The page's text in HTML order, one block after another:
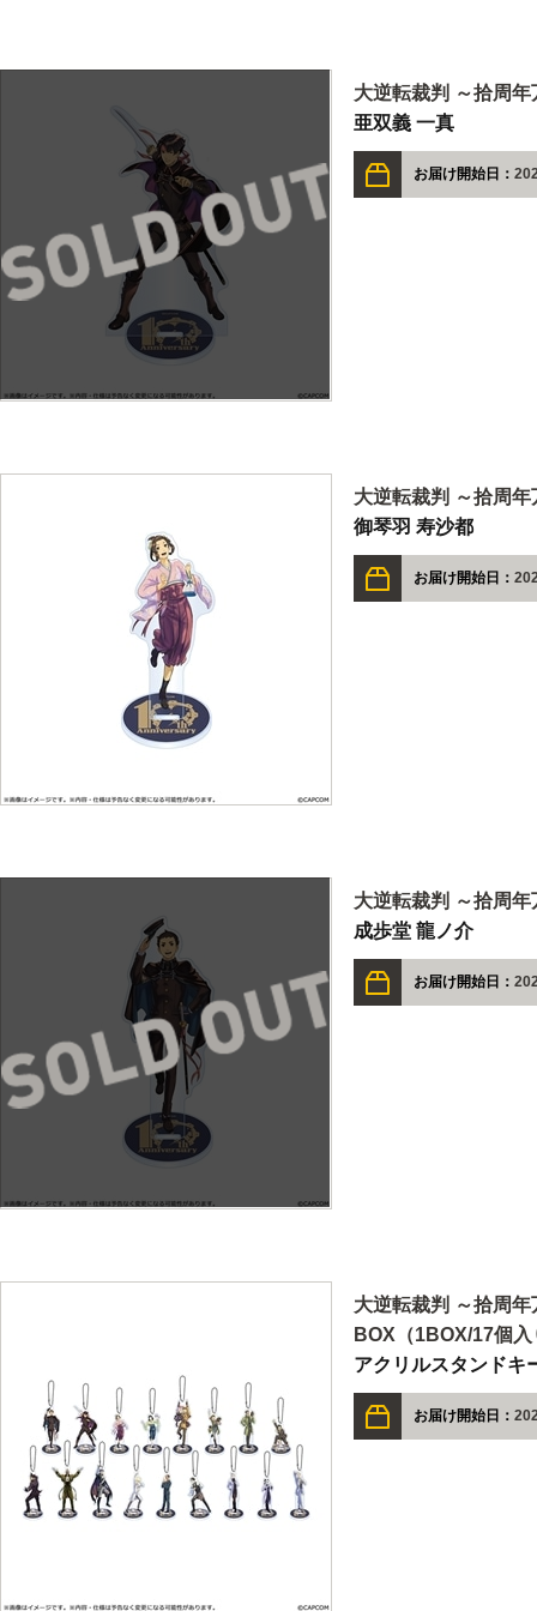
大逆転裁判 ～拾周
亜双義 一真
お届け開始日：
大逆転裁判 ～拾周
御琴羽 寿沙都
お届け開始日：
大逆転裁判 ～拾周
成歩堂 龍ノ介
お届け開始日：
大逆転裁判 ～拾周
BOX（1BOX/17個入
アクリルスタンドキ
お届け開始日：